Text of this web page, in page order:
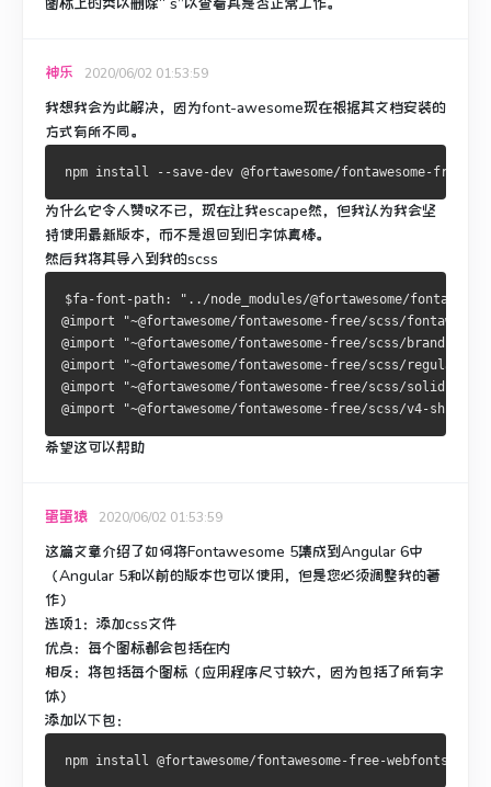
神乐 2020/06/02 01:53:59
我想我会为此解决，因为font-awesome现在根据其文档安装的
方式有所不同。
为什么它令人赞叹不已，现在让我escape然，但我认为我会坚
持使用最新版本，而不是退回到旧字体真棒。
然后我将其导入到我的scss
$fa-font-path: "../node_modules/@fortawesome/
@import "~@fortawesome/fontawesome-free/scss/
@import "~@fortawesome/fontawesome-free/scss/brands";
@import "~@fortawesome/fontawesome-free/scss/regular";
@import "~@fortawesome/fontawesome-free/scss/solid";
@import "~@fortawesome/fontawesome-free/scss/v4-shims";
希望这可以帮助
蛋蛋猿 2020/06/02 01:53:59
这篇文章介绍了如何将Fontawesome 5集成到Angular 6中
（Angular 5和以前的版本也可以使用，但是您必须调整我的著
作）
选项1：添加css文件
优点：每个图标都会包括在内
相反：将包括每个图标（应用程序尺寸较大，因为包括了所有字
体）
添加以下包：